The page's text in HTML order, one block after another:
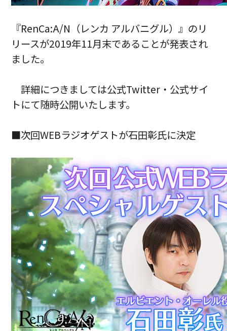
『RenCa:A/N（レンカ アルバニグル）』のリ
リースが2019年11月末であることが発表され
ました。
詳細につきましては公式Twitter・公式サイ
トにて随時公開いたします。
■次回WEBラジオゲストが石田彰氏に決定